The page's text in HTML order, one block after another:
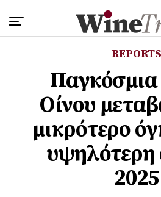
REPORTS
Οίνου
μικρότερο
υψηλότερη
2025